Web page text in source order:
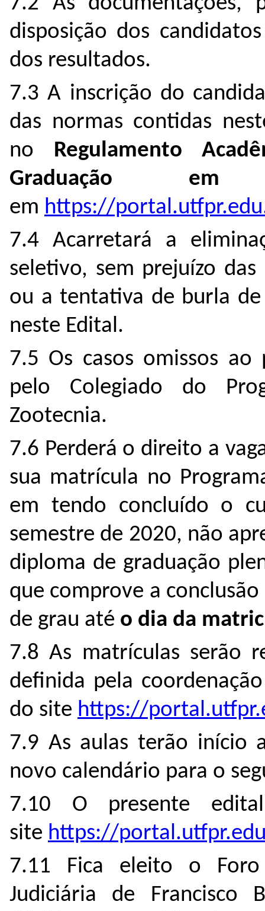
disposição dos
dos resultados.
7.3 A inscrição do
das normas contidas
no Regulamento
Graduação
em https://
7.4 Acarretará a
seletivo, sem prejuízo
ou a tentativa de burla
neste Edital.
7.5 Os casos omissos ao
pelo Colegiado do
Zootecnia.
7.6 Perderá o direito a
sua matrícula no
em tendo concluído o
semestre de 2020, não
diploma de graduação
que comprove a
de grau até o dia da
7.8 As matrículas serão
definida pela
do site https://
7.9 As aulas terão início
novo calendário para o
7.10 O presente
site https://
7.11 Fica eleito o Foro
Judiciária de Francisco